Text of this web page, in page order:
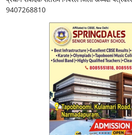
9407268810